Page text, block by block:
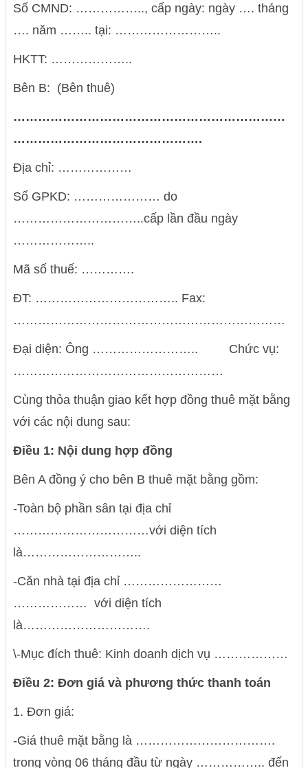
Số CMND: …………….., cấp ngày: ngày …. tháng
…. năm …….. tại: ……………………..
HKTT: ………………..
Bên B: (Bên thuê)
…………………………………………………………
……………………………………….
Địa chỉ: ………………
Số GPKD: ………………… do
…………………………..cấp lần đầu ngày
………………..
Mã số thuế: ………….
ĐT: …………………………….. Fax:
…………………………………………………………
Đại diện: Ông …………………….. Chức vụ:
……………………………………………
Cùng thỏa thuận giao kết hợp đồng thuê mặt bằng
với các nội dung sau:
Điều 1: Nội dung hợp đồng
Bên A đồng ý cho bên B thuê mặt bằng gồm:
-Toàn bộ phần sân tại địa chỉ
……………………………với diện tích
là………………………..
-Căn nhà tại địa chỉ ……………………
……………… với diện tích
là………………………….
\-Mục đích thuê: Kinh doanh dịch vụ ………………
Điều 2: Đơn giá và phương thức thanh toán
1. Đơn giá:
-Giá thuê mặt bằng là …………………………….
trong vòng 06 tháng đầu từ ngày …………….. đến